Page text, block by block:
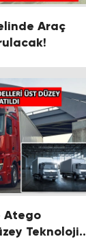
Araç
Atego
Teknolojik